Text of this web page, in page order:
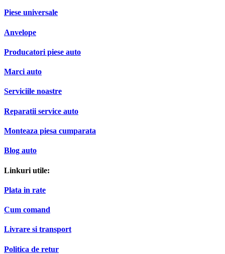
Piese universale
Anvelope
Producatori piese auto
Marci auto
Serviciile noastre
Reparatii service auto
Monteaza piesa cumparata
Blog auto
Linkuri utile:
Plata in rate
Cum comand
Livrare si transport
Politica de retur